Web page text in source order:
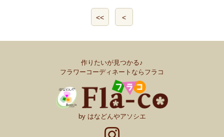
<< <
作りたいが見つかる♪
フラワーコーディネートならフラコ
by はなどんやアソシエ